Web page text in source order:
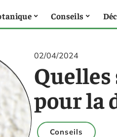
Conseils
02/04/2024
pour la
Conseils